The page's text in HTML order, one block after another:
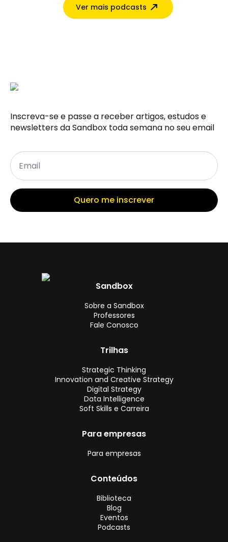
Ver mais podcasts
Inscreva-se e passe a receber artigos, estudos e
newsletters da Sandbox toda semana no seu email
Email
*
Quero me inscrever
Sandbox
Sobre a Sandbox
Professores
Fale Conosco
Trilhas
Strategic Thinking
Innovation and Creative Strategy
Digital Strategy
Data Intelligence
Soft Skills e Carreira
Para empresas
Para empresas
Conteúdos
Biblioteca
Blog
Eventos
Podcasts